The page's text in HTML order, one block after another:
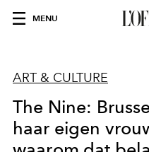
MENU
ART & CULTURE
The Nine:
haar eigen